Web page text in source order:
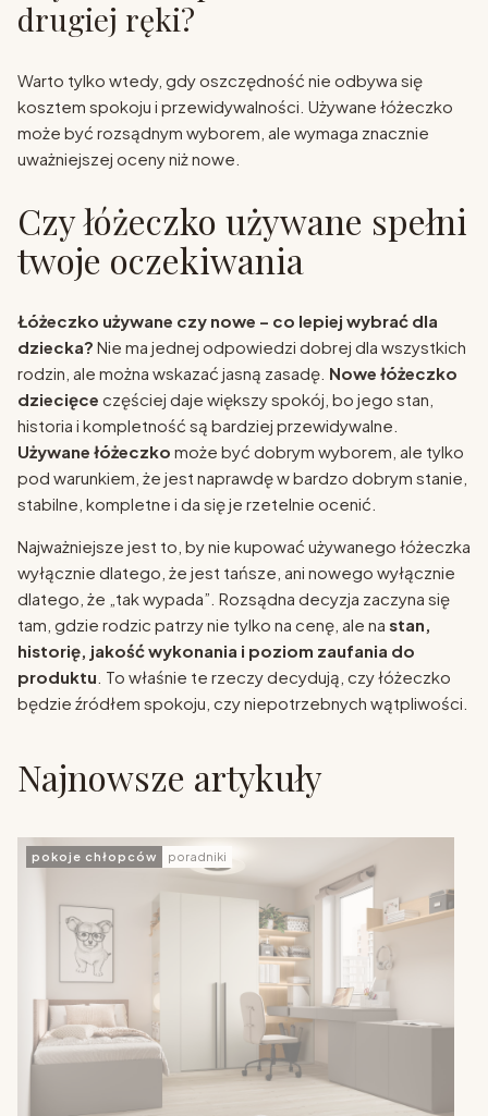
drugiej ręki?
Warto tylko wtedy, gdy oszczędność nie odbywa się
kosztem spokoju i przewidywalności. Używane łóżeczko
może być rozsądnym wyborem, ale wymaga znacznie
uważniejszej oceny niż nowe.
Czy łóżeczko używane spełni
twoje oczekiwania
Łóżeczko używane czy nowe – co lepiej wybrać dla
dziecka? Nie ma jednej odpowiedzi dobrej dla wszystkich
rodzin, ale można wskazać jasną zasadę. Nowe łóżeczko
dziecięce częściej daje większy spokój, bo jego stan,
historia i kompletność są bardziej przewidywalne.
Używane łóżeczko może być dobrym wyborem, ale tylko
pod warunkiem, że jest naprawdę w bardzo dobrym stanie,
stabilne, kompletne i da się je rzetelnie ocenić.
Najważniejsze jest to, by nie kupować używanego łóżeczka
wyłącznie dlatego, że jest tańsze, ani nowego wyłącznie
dlatego, że „tak wypada”. Rozsądna decyzja zaczyna się
tam, gdzie rodzic patrzy nie tylko na cenę, ale na stan,
historię, jakość wykonania i poziom zaufania do
produktu . To właśnie te rzeczy decydują, czy łóżeczko
będzie źródłem spokoju, czy niepotrzebnych wątpliwości.
Najnowsze artykuły
pokoje chłopców poradniki